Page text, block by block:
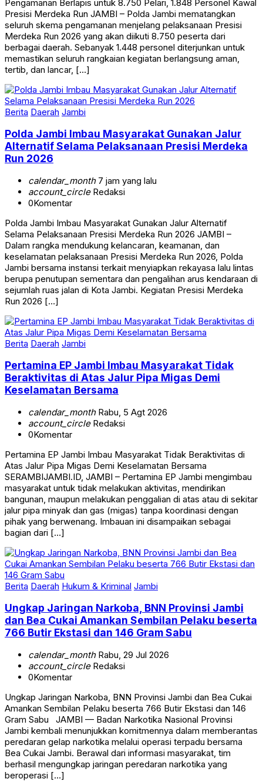
Pengamanan Berlapis untuk 8.750 Pelari, 1.848 Personel Kawal
Presisi Merdeka Run JAMBI – Polda Jambi mematangkan
seluruh skema pengamanan menjelang pelaksanaan Presisi
Merdeka Run 2026 yang akan diikuti 8.750 peserta dari
berbagai daerah. Sebanyak 1.448 personel diterjunkan untuk
memastikan seluruh rangkaian kegiatan berlangsung aman,
tertib, dan lancar, […]
Berita Daerah Jambi
Polda Jambi Imbau Masyarakat Gunakan Jalur
Alternatif Selama Pelaksanaan Presisi Merdeka
Run 2026
calendar_month7 jam yang lalu
account_circleRedaksi
0Komentar
Polda Jambi Imbau Masyarakat Gunakan Jalur Alternatif
Selama Pelaksanaan Presisi Merdeka Run 2026 JAMBI –
Dalam rangka mendukung kelancaran, keamanan, dan
keselamatan pelaksanaan Presisi Merdeka Run 2026, Polda
Jambi bersama instansi terkait menyiapkan rekayasa lalu lintas
berupa penutupan sementara dan pengalihan arus kendaraan di
sejumlah ruas jalan di Kota Jambi. Kegiatan Presisi Merdeka
Run 2026 […]
Berita Daerah Jambi
Pertamina EP Jambi Imbau Masyarakat Tidak
Beraktivitas di Atas Jalur Pipa Migas Demi
Keselamatan Bersama
calendar_monthRabu, 5 Agt 2026
account_circleRedaksi
0Komentar
Pertamina EP Jambi Imbau Masyarakat Tidak Beraktivitas di
Atas Jalur Pipa Migas Demi Keselamatan Bersama
SERAMBIJAMBI.ID, JAMBI – Pertamina EP Jambi mengimbau
masyarakat untuk tidak melakukan aktivitas, mendirikan
bangunan, maupun melakukan penggalian di atas atau di sekitar
jalur pipa minyak dan gas (migas) tanpa koordinasi dengan
pihak yang berwenang. Imbauan ini disampaikan sebagai
bagian dari […]
Berita Daerah Hukum & Kriminal Jambi
Ungkap Jaringan Narkoba, BNN Provinsi Jambi
dan Bea Cukai Amankan Sembilan Pelaku beserta
766 Butir Ekstasi dan 146 Gram Sabu
calendar_monthRabu, 29 Jul 2026
account_circleRedaksi
0Komentar
Ungkap Jaringan Narkoba, BNN Provinsi Jambi dan Bea Cukai
Amankan Sembilan Pelaku beserta 766 Butir Ekstasi dan 146
Gram Sabu JAMBI — Badan Narkotika Nasional Provinsi
Jambi kembali menunjukkan komitmennya dalam memberantas
peredaran gelap narkotika melalui operasi terpadu bersama
Bea Cukai Jambi. Berawal dari informasi masyarakat, tim
berhasil mengungkap jaringan peredaran narkotika yang
beroperasi […]